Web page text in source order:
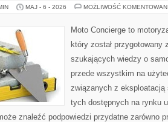
MAJ - 6 - 2026 MOŻLIWOŚĆ
Moto Concierge to
który został przygotowany
szukających wiedzy o
przede wszystkim na
związanych z eksploatacją
tych dostępnych na rynku
znaleźć podpowiedzi przydatne zarówno